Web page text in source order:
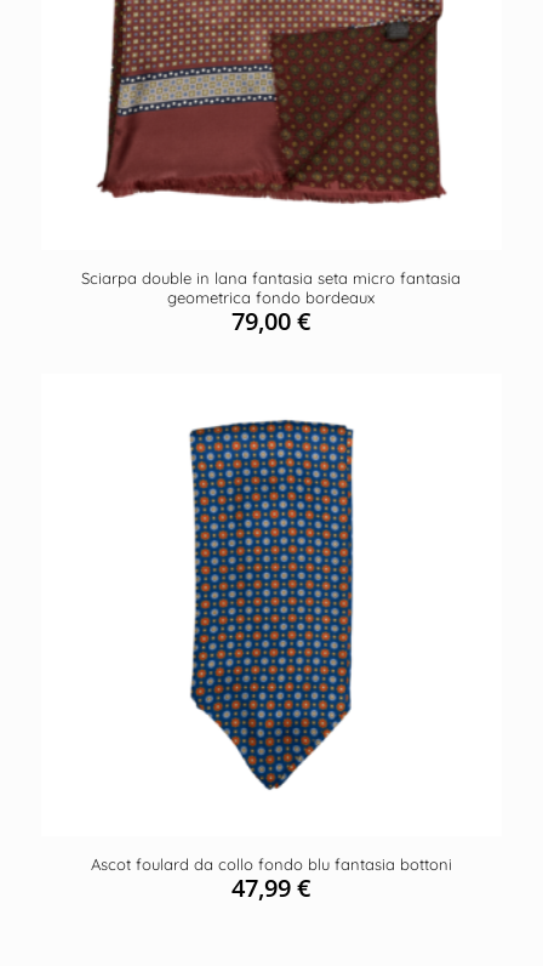
Sciarpa double in lana fantasia seta micro fantasia
geometrica fondo bordeaux
79,00€
Ascot foulard da collo fondo blu fantasia bottoni
47,99€